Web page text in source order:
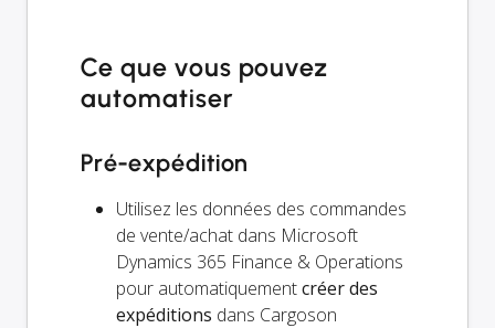
Ce que vous pouvez
automatiser
Pré-expédition
Utilisez les données des commandes
de vente/achat dans Microsoft
Dynamics 365 Finance & Operations
pour automatiquementcréer des
expéditions dans Cargoson